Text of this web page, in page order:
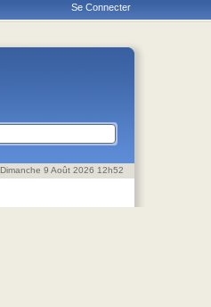
Se Connecter
Dimanche 9 Août 2026 12h52